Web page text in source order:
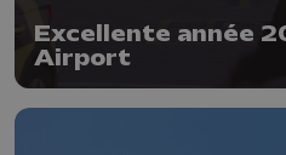
Excellente année
Airport